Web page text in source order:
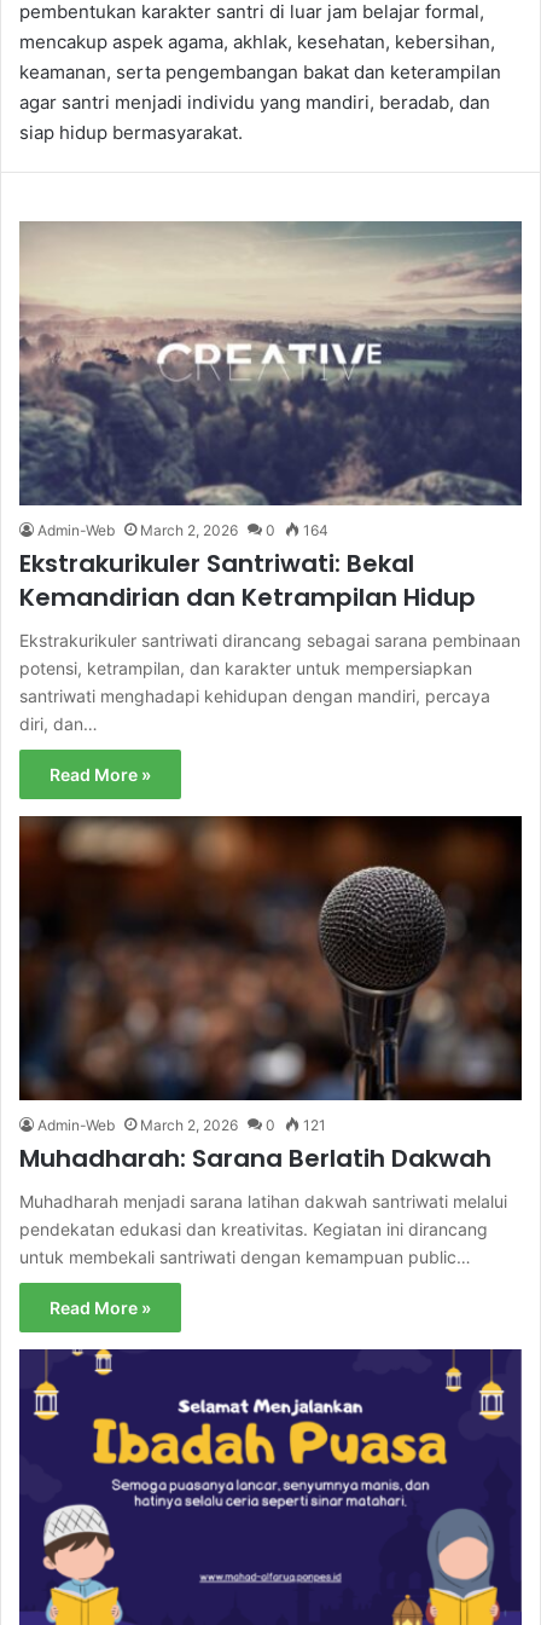
pembentukan karakter santri di luar jam belajar formal,
mencakup aspek agama, akhlak, kesehatan, kebersihan,
keamanan, serta pengembangan bakat dan keterampilan
agar santri menjadi individu yang mandiri, beradab, dan
siap hidup bermasyarakat.
Admin-Web March 2, 2026 0 164
Ekstrakurikuler Santriwati: Bekal
Kemandirian dan Ketrampilan Hidup
Ekstrakurikuler santriwati dirancang sebagai sarana pembinaan
potensi, ketrampilan, dan karakter untuk mempersiapkan
santriwati menghadapi kehidupan dengan mandiri, percaya
diri, dan…
Read More »
Admin-Web March 2, 2026 0 121
Muhadharah: Sarana Berlatih Dakwah
Muhadharah menjadi sarana latihan dakwah santriwati melalui
pendekatan edukasi dan kreativitas. Kegiatan ini dirancang
untuk membekali santriwati dengan kemampuan public…
Read More »